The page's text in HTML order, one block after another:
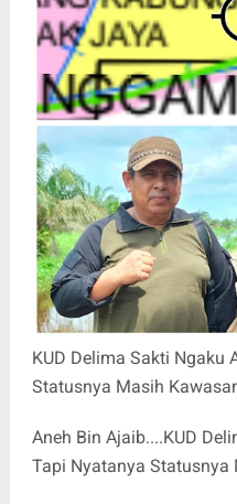
KUD Delima Sakti Ngaku
Statusnya Masih
Aneh Bin Ajaib....KUD
Tapi Nyatanya Statusnya